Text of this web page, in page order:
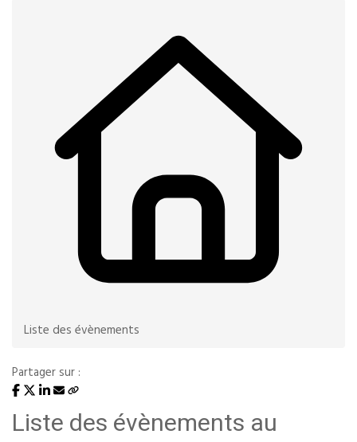
Liste des évènements
Partager sur :
Liste des évènements au